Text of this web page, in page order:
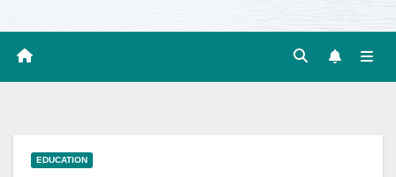
EDUCATION